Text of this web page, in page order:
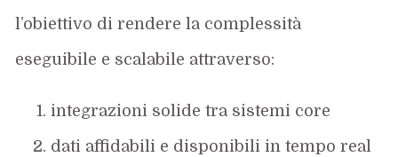
l’obiettivo di rendere la complessità
eseguibile e scalabile attraverso:
integrazioni solide tra sistemi core
dati affidabili e disponibili in tempo real